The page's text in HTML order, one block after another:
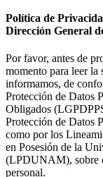
Política de
Dirección General
Por favor, antes de
momento para leer la
informamos, de
Protección de Datos
Obligados
Protección de Datos
como por los
en Posesión de la
(LPDUNAM), sobre
personal.